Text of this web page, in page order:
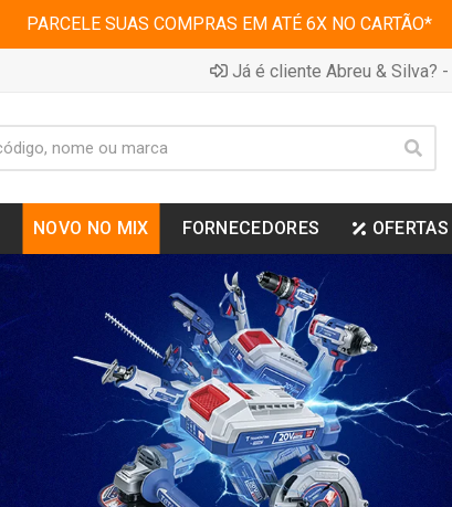
PARCELE SUAS COMPRAS EM ATÉ 6X NO CARTÃO*
Já é cliente Abreu & Silva? -
NOVO NO MIX FORNECEDORES OFERTAS